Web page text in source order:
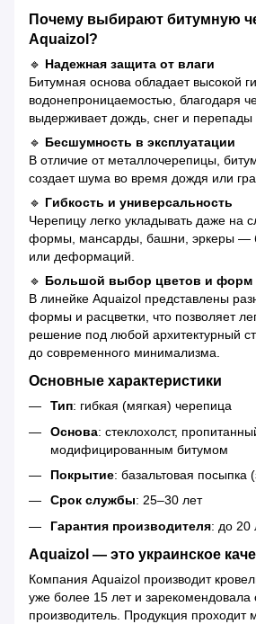
Почему выбирают битумную
Aquaizol?
🔹 Надежная защита от влаги
Битумная основа обладает высокой
водонепроницаемостью, благодаря
выдерживает дождь, снег и перепады
🔹 Бесшумность в эксплуатации
В отличие от металлочерепицы,
создает шума во время дождя или
🔹 Гибкость и универсальность
Черепицу легко укладывать даже на
формы, мансарды, башни, эркеры —
или деформаций.
🔹 Большой выбор цветов и форм
В линейке Aquaizol представлены
формы и расцветки, что позволяет
решение под любой архитектурный
до современного минимализма.
Основные характеристики
Тип: гибкая (мягкая) черепица
Основа: стеклохолст,
модифицированным битумом
Покрытие: базальтовая
Срок службы: 25–30 лет
Гарантия производителя: до 20
Aquaizol — это украинское
Компания Aquaizol производит
уже более 15 лет и зарекомендовала
производитель. Продукция проходит